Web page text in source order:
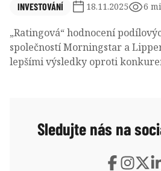
INVESTOVÁNÍ 18.11.2025 6
„Ratingová“ hodnocení
společností Morningstar a
lepšími výsledky oproti
slabé stránky jednotlivých
ratingy by ale neměly fungovat
hodnotící systémy se prosazují
Sledujte nás na